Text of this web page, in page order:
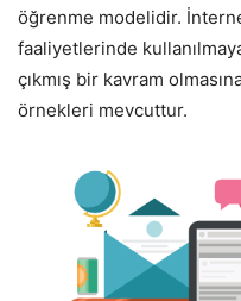
öğrenme modelidir.
faaliyetlerinde
çıkmış bir kavram
örnekleri mevcuttur.